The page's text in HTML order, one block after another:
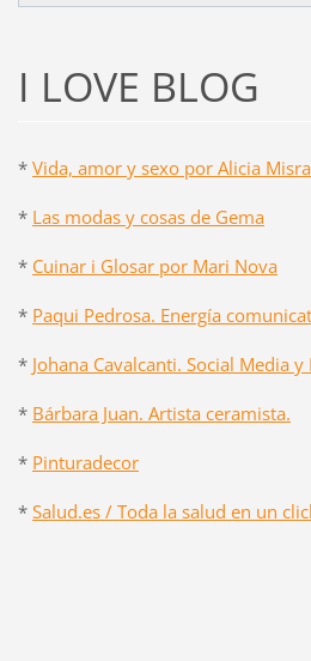
I LOVE BLOG
* Vida, amor y sexo por Alicia
* Las modas y cosas de Gema
* Cuinar i Glosar por Mari Nova
* Paqui Pedrosa. Energía
* Johana Cavalcanti. Social Media
* Bárbara Juan. Artista ceramista.
* Pinturadecor
* Salud.es / Toda la salud en un